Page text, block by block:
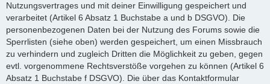
Nutzungsvertrages und mit deiner Einwilligung gespeichert und
verarbeitet (Artikel 6 Absatz 1 Buchstabe a und b DSGVO). Die
personenbezogenen Daten bei der Nutzung des Forums sowie die
Sperrlisten (siehe oben) werden gespeichert, um einen Missbrauch
zu verhindern und zugleich Dritten die Möglichkeit zu geben, gegen
evtl. vorgenommene Rechtsverstöße vorgehen zu können (Artikel 6
Absatz 1 Buchstabe f DSGVO). Die über das Kontaktformular